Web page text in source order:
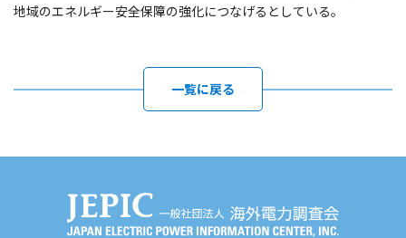
地域のエネルギー安全保障の強化につなげるとしている。
一覧に戻る